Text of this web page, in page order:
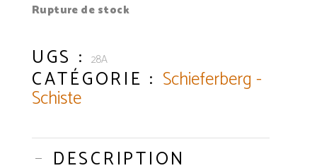
Rupture de stock
UGS :28A
CATÉGORIE : Schieferberg -
Schiste
DESCRIPTION